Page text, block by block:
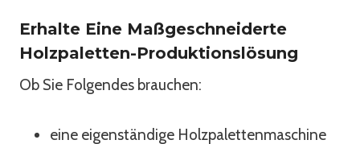
Erhalte Eine Maßgeschneiderte
Holzpaletten-Produktionslösung
Ob Sie Folgendes brauchen:
eine eigenständige Holzpalettenmaschine